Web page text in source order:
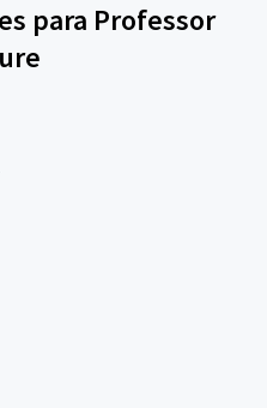
para Professor